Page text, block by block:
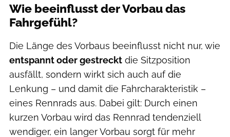
Wie beeinflusst der Vorbau das
Fahrgefühl?
Die Länge des Vorbaus beeinflusst nicht nur, wie
entspannt oder gestreckt die Sitzposition
ausfällt, sondern wirkt sich auch auf die
Lenkung – und damit die Fahrcharakteristik –
eines Rennrads aus. Dabei gilt: Durch einen
kurzen Vorbau wird das Rennrad tendenziell
wendiger, ein langer Vorbau sorgt für mehr